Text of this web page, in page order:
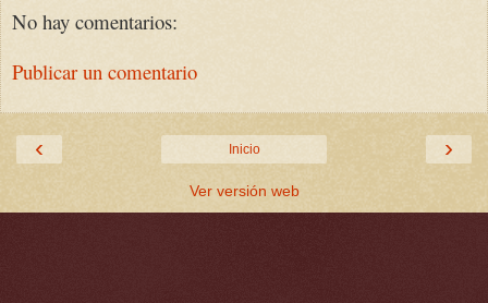
No hay comentarios:
Publicar un comentario
‹ ›
Inicio
Ver versión web